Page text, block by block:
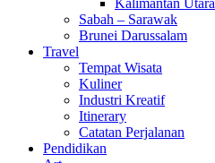
Kalimantan Utara
Sabah – Sarawak
Brunei Darussalam
Travel
Tempat Wisata
Kuliner
Industri Kreatif
Itinerary
Catatan Perjalanan
Pendidikan